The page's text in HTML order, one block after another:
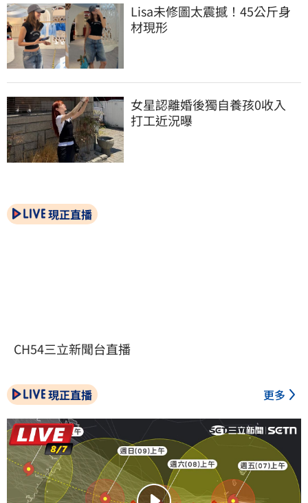
Lisa未修圖太震撼！45公斤身
材現形
女星認離婚後獨自養孩0收入
打工近況曝
現正直播
CH54三立新聞台直播
現正直播 更多